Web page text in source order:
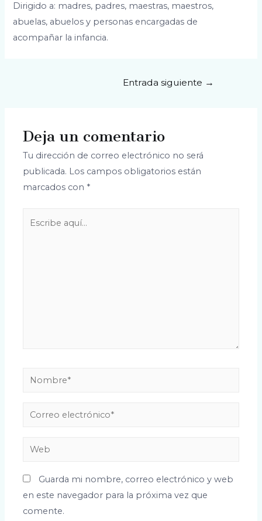
Dirigido a: madres, padres, maestras, maestros,
abuelas, abuelos y personas encargadas de
acompañar la infancia.
Entrada siguiente →
Deja un comentario
Tu dirección de correo electrónico no será
publicada. Los campos obligatorios están
marcados con *
Guarda mi nombre, correo electrónico y web
en este navegador para la próxima vez que
comente.